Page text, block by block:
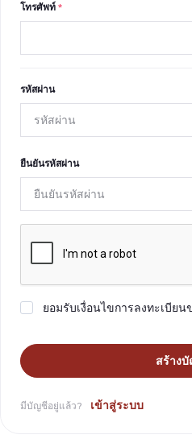
โทรศัพท์ *
รหัสผ่าน
ยืนยันรหัสผ่าน
ยอมรับเงื่อนไขการลงทะเบียน
สร้าง
มีบัญชีอยู่แล้ว? เข้าสู่ระบบ